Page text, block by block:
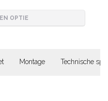
OPTIE
Montage Technische